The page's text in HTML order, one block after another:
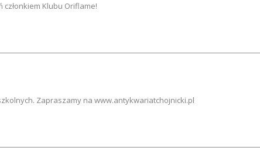
członkiem Klubu Oriflame!
Zapraszamy na www.antykwariatchojnicki.pl